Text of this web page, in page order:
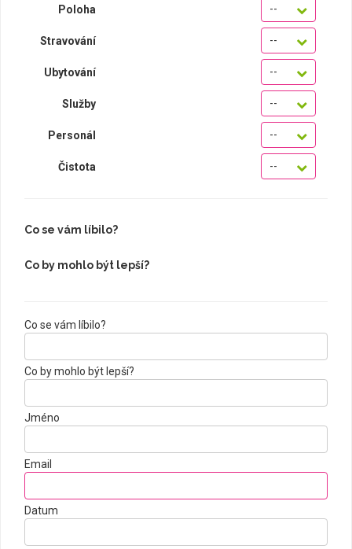
Poloha --
Stravování --
Ubytování --
Služby --
Personál --
Čistota --
Co se vám líbilo?
Co by mohlo být lepší?
Co se vám líbilo?
Co by mohlo být lepší?
Jméno
Email
Datum